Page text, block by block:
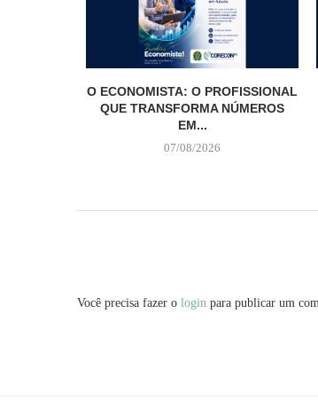
O ECONOMISTA: O PROFISSIONAL
QUE TRANSFORMA NÚMEROS
EM...
07/08/2026
Você precisa fazer o login para publicar um